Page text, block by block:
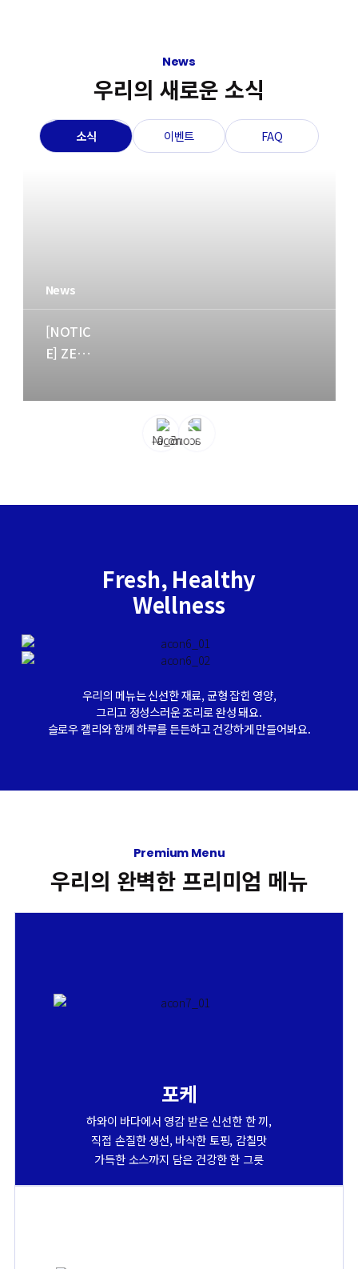
News
우리의 새로운 소식
소식 이벤트 FAQ
News
[NOTIC
E] ZERO
Event
[EVENT]
틴 보울
Faq
[제품] 메
리 영양정
Fresh, Healthy
Wellness
우리의 메뉴는신선한재료, 균형잡힌 영양,
그리고 정성스러운조리로완성돼요.
슬로우캘리와함께하루를든든하고건강하게만들어봐요.
Premium Menu
우리의 완벽한 프리미엄 메뉴
포케
하와이 바다에서 영감 받은 신선한 한 끼,
직접 손질한 생선, 바삭한 토핑, 감칠맛
가득한 소스까지 담은 건강한 한 그릇